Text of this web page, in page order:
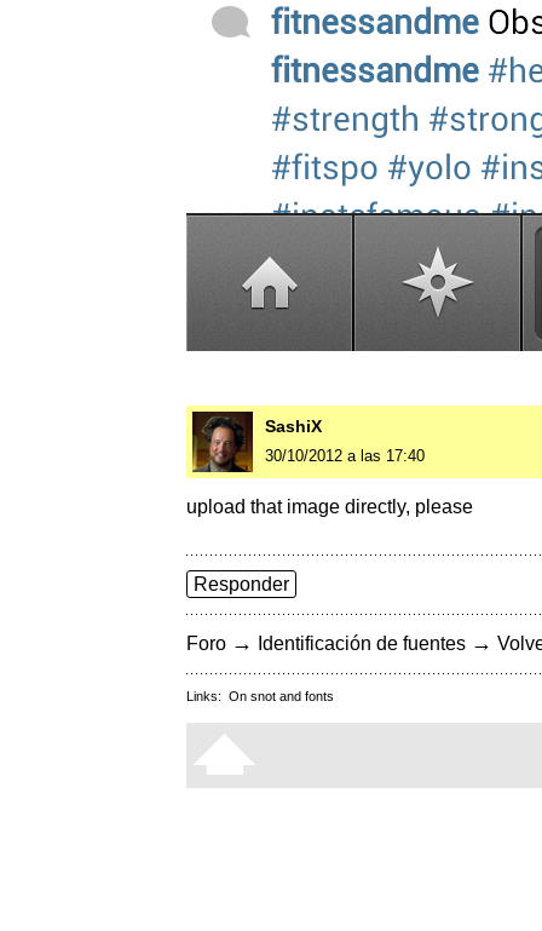
SashiX
30/10/2012 a las 17:40
upload that image directly, please
Responder
Foro → Identificación de fuentes →
Links: On snot and fonts